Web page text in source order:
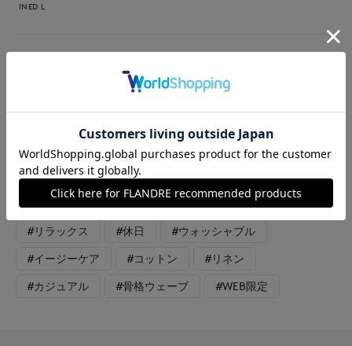
INED L
カットソー:オフホワイト スカート:カーキ Tシャツ以上、ブ
ーデもスッキリまとまってオススメです♪暑い季節は、涼やかな
リネンアイテムと合わせるのはいかがですか。
#スカート
#リラックス #休日 #ウォッシャブル
#イージーケア #コットン #リネン
#カジュアル #骨格ウェーブ #WEB限定